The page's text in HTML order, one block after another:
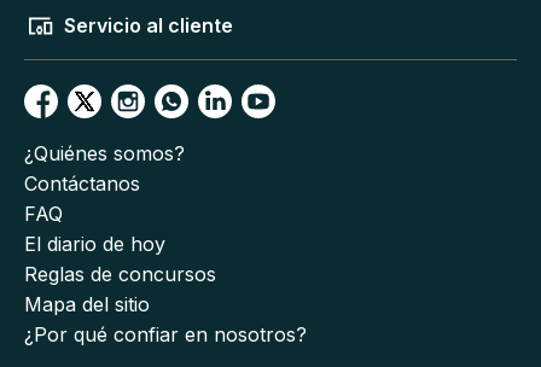
Servicio al cliente
¿Quiénes somos?
Contáctanos
FAQ
El diario de hoy
Reglas de concursos
Mapa del sitio
¿Por qué confiar en nosotros?